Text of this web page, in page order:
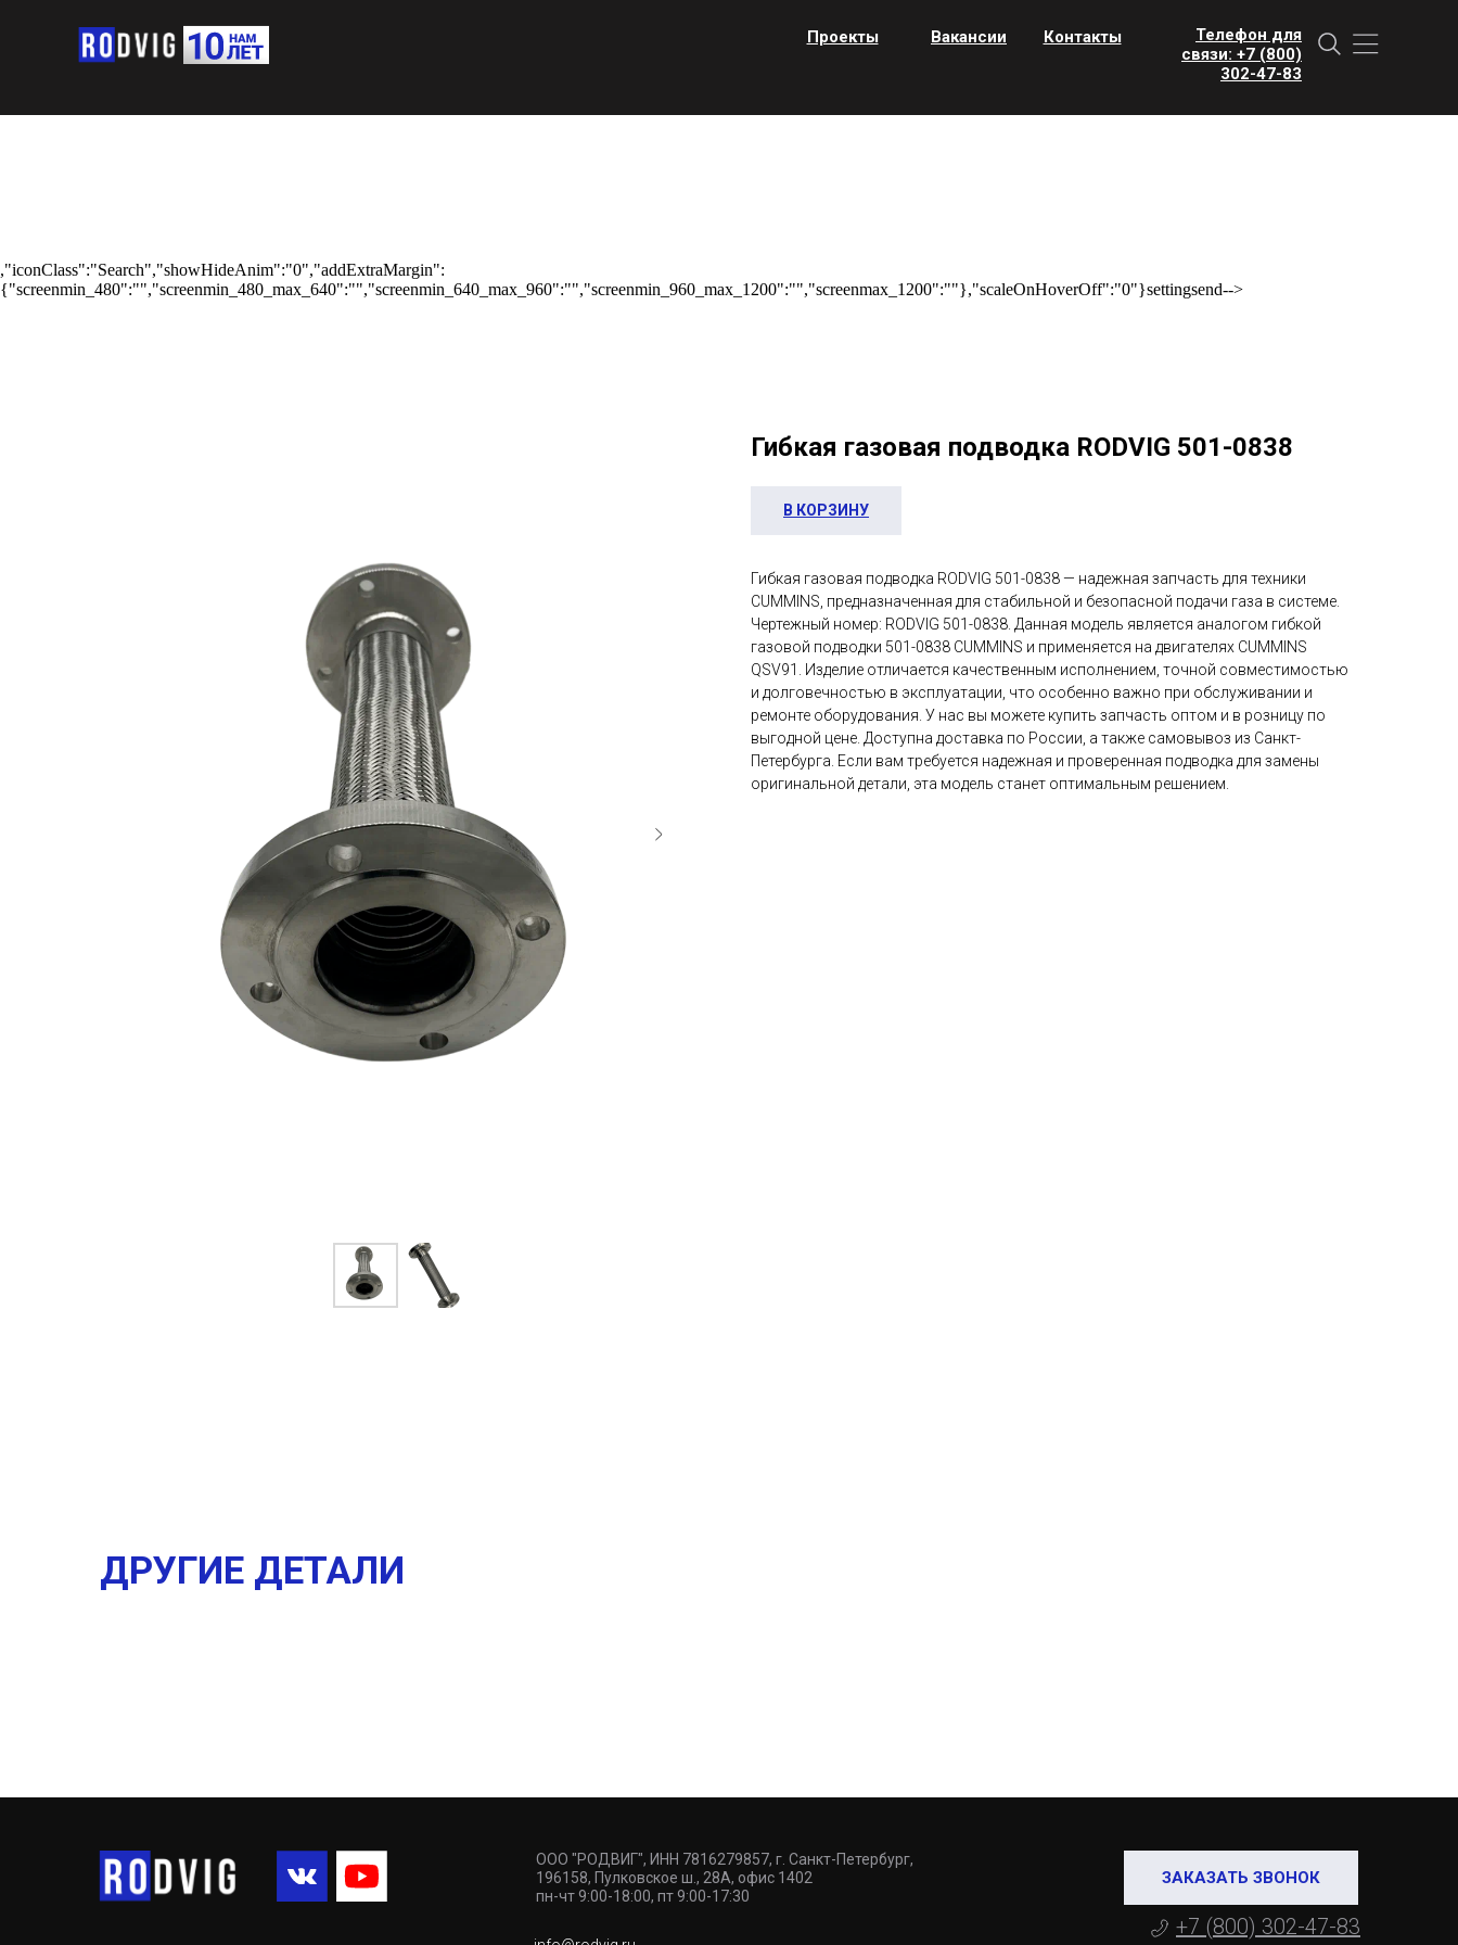
Телефон для
связи: +7 (800)
302-47-83
Вакансии Контакты
Проекты
,"iconClass":"Search","showHideAnim":"0","addExtraMargin":
{"screenmin_480":"","screenmin_480_max_640":"","screenmin_640_max_960":"","screenmin_960_max_1200":"","screenmax_1200":""},"scaleOnHoverOff":"0"}settingsend-->
Гибкая газовая подводка RODVIG 501-0838
В КОРЗИНУ
Гибкая газовая подводка RODVIG 501-0838 — надежная запчасть для техники
CUMMINS, предназначенная для стабильной и безопасной подачи газа в системе.
Чертежный номер: RODVIG 501-0838. Данная модель является аналогом гибкой
газовой подводки 501-0838 CUMMINS и применяется на двигателях CUMMINS
QSV91. Изделие отличается качественным исполнением, точной совместимостью
и долговечностью в эксплуатации, что особенно важно при обслуживании и
ремонте оборудования. У нас вы можете купить запчасть оптом и в розницу по
выгодной цене. Доступна доставка по России, а также самовывоз из Санкт-
Петербурга. Если вам требуется надежная и проверенная подводка для замены
оригинальной детали, эта модель станет оптимальным решением.
ДРУГИЕ ДЕТАЛИ
ЗАКАЗАТЬ ЗВОНОК
ООО "РОДВИГ", ИНН 7816279857, г. Санкт-Петербург,
196158, Пулковское ш., 28А, офис 1402
пн-чт 9:00-18:00, пт 9:00-17:30
+7 (800) 302-47-83